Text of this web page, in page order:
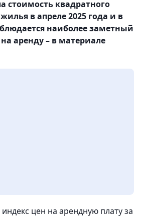
стоимость квадратного
в апреле 2025 года и в
наиболее заметный
аренду – в материале
цен на арендную плату за